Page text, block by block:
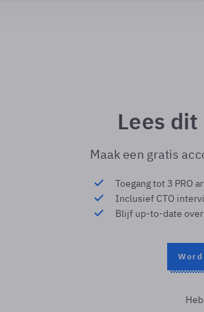
Lees
Maak een gratis
Toegang tot 3 PRO
Inclusief CTO
Blijf up-to-date